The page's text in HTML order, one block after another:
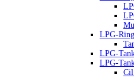
LPG-
LPG-
LPG-